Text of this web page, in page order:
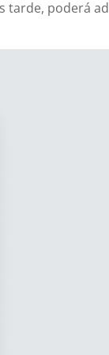
tarde, poderá